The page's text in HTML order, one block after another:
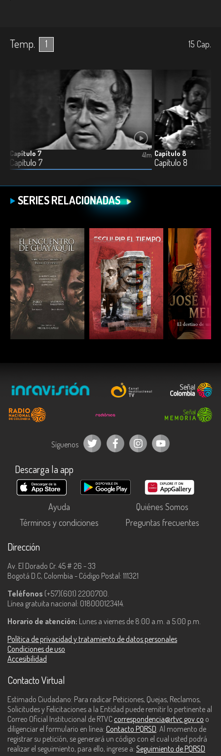
Temp. 1 15 Cap.
Capítulo 7
Capítulo 7
41m Capítulo 8
Capítulo 8
SERIES RELACIONADAS
ESCUCHAR ESCUCHAR
Síguenos
Descarga la app
Ayuda
Quiénes Somos
Términos y condiciones
Preguntas frecuentes
Dirección
Av. El Dorado Cr. 45 # 26 - 33
Bogotá D.C, Colombia - Código Postal: 111321
Teléfonos (+57)(601) 2200700.
Línea gratuita nacional: 018000123414.
Horario de atención: Lunes a viernes de 8:00 a.m. a 5:00 p.m.
Política de privacidad y tratamiento de datos personales
Condiciones de uso
Accesibilidad
Contacto Virtual
Estimado Ciudadano: Para radicar Peticiones, Quejas, Reclamos,
Solicitudes y Felicitaciones a la Entidad puede remitir lo pertinente al
Correo Oficial Institucional de RTVC correspondencia@rtvc.gov.co o
diligenciar el formulario en línea: Contacto PQRSD. Al momento de
registrar su petición, se generará un código con el cual usted podrá
realizar el seguimiento, para ello, ingrese a: Seguimiento de PQRSD